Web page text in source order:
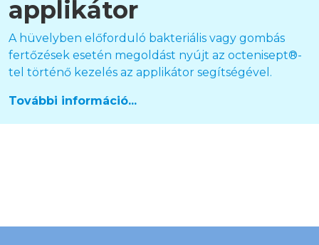
applikátor
A hüvelyben előforduló bakteriális vagy gombás
fertőzések esetén megoldást nyújt az octenisept®-
tel történő kezelés az applikátor segítségével.
További információ...